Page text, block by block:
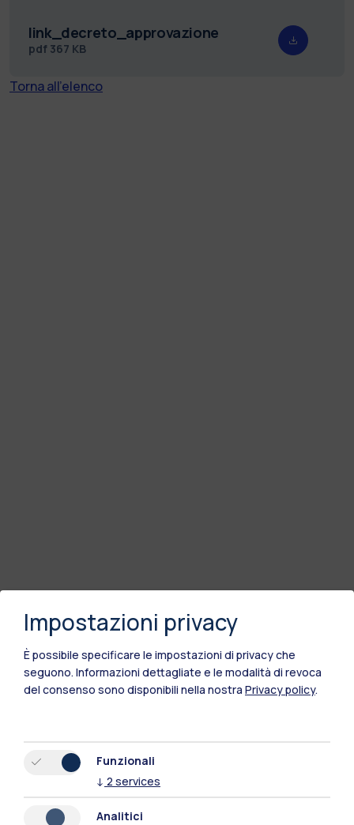
link_decreto_approvazione
pdf 367 KB
Torna all'elenco
Impostazioni privacy
È possibile specificare le impostazioni di privacy che
seguono. Informazioni dettagliate e le modalità di revoca
del consenso sono disponibili nella nostra Privacy policy.
Funzionali
↓ 2 services
Analitici